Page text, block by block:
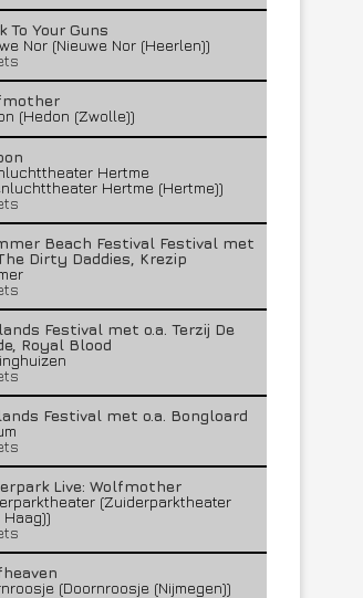
To Your Guns
Nor (Nieuwe Nor (Heerlen))
(Hedon (Zwolle))
Hertme
Hertme (Hertme))
Beach Festival Festival met
Dirty Daddies, Krezip
Festival met o.a. Terzij De
Royal Blood
Festival met o.a. Bongloard
Live: Wolfmother
(Zuiderparktheater
Haag))
(Doornroosje (Nijmegen))